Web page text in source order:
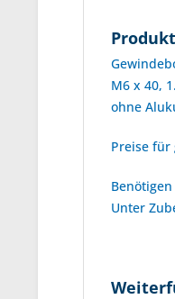
M6 x 40,
ohne
Preise für
Unter